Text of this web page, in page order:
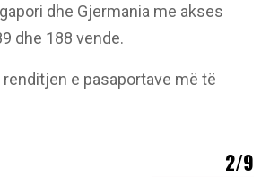
dhe Gjermania me akses
dhe 188 vende.
e pasaportave më të
2/9